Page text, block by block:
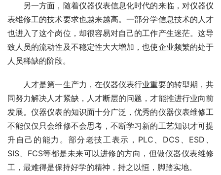
另一方面，随着仪器仪表信息化时代的来临，对仪器仪
表维修工的技术要求也越来越高。一部分学信息技术的人才
也进入了这个岗位，却很容易对自己的工作产生迷茫。这导
致人员的流动性及不稳定性大大增加，也使企业频繁的处于
人员稀缺的阶段。
人才是第一生产力，在仪器仪表行业重要的转型期，共
同努力解决人才紧缺，人才断层的问题，才能推进行业向前
发展。仪器仪表的知识面十分广泛，优秀的仪器仪表维修工
不能仅仅只会维修不会思考，不断学习新的工艺知识才可提
升自己的能力。部分老技工表示，PLC、DCS、ESD、
SIS、FCS等都是未来可以进修的方向，但做仪器仪表维修
工，最难得是保持好学的精神，持之以恒，脚踏实地。